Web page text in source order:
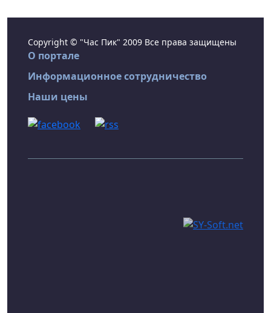
Copyright © "Час Пик" 2009 Все права защищены
О портале
Информационное сотрудничество
Наши цены